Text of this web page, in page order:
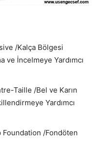
/Kalça Bölgesi
ve İncelmeye Yardımcı
Taille /Bel ve Karın
Yardımcı
Foundation /Fondöten